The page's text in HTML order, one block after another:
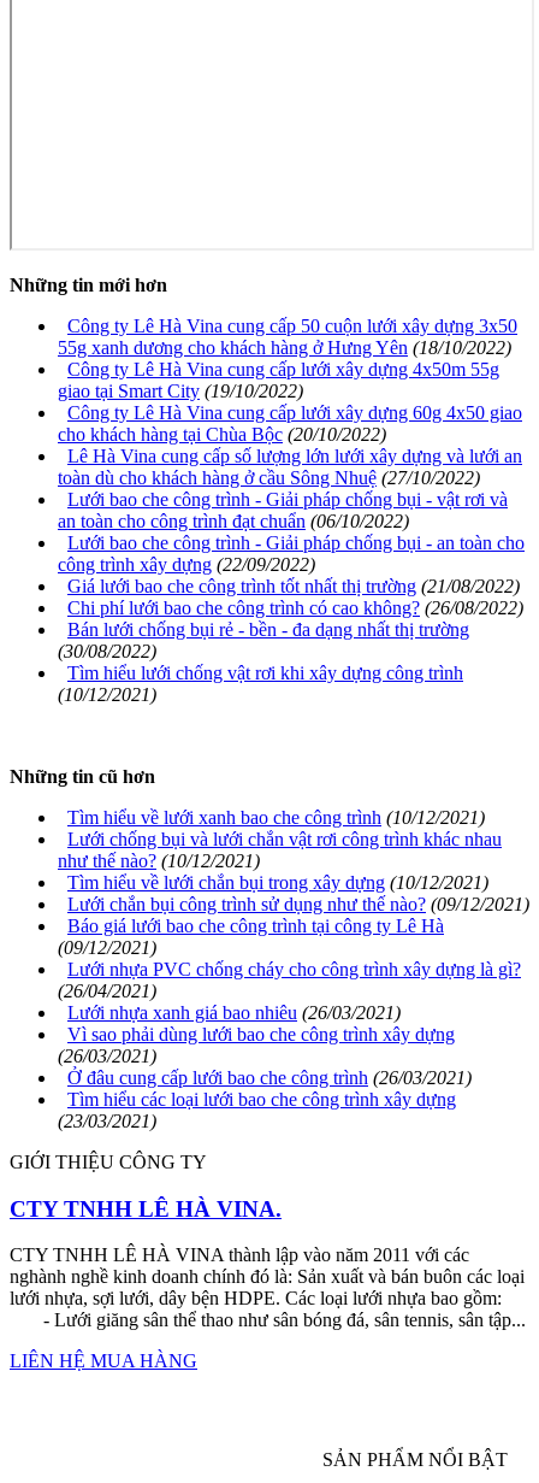
Những tin mới hơn
Công ty Lê Hà Vina cung cấp 50 cuộn lưới xây dựng 3x50
55g xanh dương cho khách hàng ở Hưng Yên (18/10/2022)
Công ty Lê Hà Vina cung cấp lưới xây dựng 4x50m 55g
giao tại Smart City (19/10/2022)
Công ty Lê Hà Vina cung cấp lưới xây dựng 60g 4x50 giao
cho khách hàng tại Chùa Bộc (20/10/2022)
Lê Hà Vina cung cấp số lượng lớn lưới xây dựng và lưới an
toàn dù cho khách hàng ở cầu Sông Nhuệ (27/10/2022)
Lưới bao che công trình - Giải pháp chống bụi - vật rơi và
an toàn cho công trình đạt chuẩn (06/10/2022)
Lưới bao che công trình - Giải pháp chống bụi - an toàn cho
công trình xây dựng (22/09/2022)
Giá lưới bao che công trình tốt nhất thị trường (21/08/2022)
Chi phí lưới bao che công trình có cao không? (26/08/2022)
Bán lưới chống bụi rẻ - bền - đa dạng nhất thị trường
(30/08/2022)
Tìm hiểu lưới chống vật rơi khi xây dựng công trình
(10/12/2021)
Những tin cũ hơn
Tìm hiểu về lưới xanh bao che công trình (10/12/2021)
Lưới chống bụi và lưới chắn vật rơi công trình khác nhau
như thế nào? (10/12/2021)
Tìm hiểu về lưới chắn bụi trong xây dựng (10/12/2021)
Lưới chắn bụi công trình sử dụng như thế nào? (09/12/2021)
Báo giá lưới bao che công trình tại công ty Lê Hà
(09/12/2021)
Lưới nhựa PVC chống cháy cho công trình xây dựng là gì?
(26/04/2021)
Lưới nhựa xanh giá bao nhiêu (26/03/2021)
Vì sao phải dùng lưới bao che công trình xây dựng
(26/03/2021)
Ở đâu cung cấp lưới bao che công trình (26/03/2021)
Tìm hiểu các loại lưới bao che công trình xây dựng
(23/03/2021)
GIỚI THIỆU CÔNG TY
CTY TNHH LÊ HÀ VINA.
CTY TNHH LÊ HÀ VINA thành lập vào năm 2011 với các
nghành nghề kinh doanh chính đó là: Sản xuất và bán buôn các loại
lưới nhựa, sợi lưới, dây bện HDPE. Các loại lưới nhựa bao gồm:
- Lưới giăng sân thể thao như sân bóng đá, sân tennis, sân tập...
LIÊN HỆ MUA HÀNG
SẢN PHẨM NỔI BẬT